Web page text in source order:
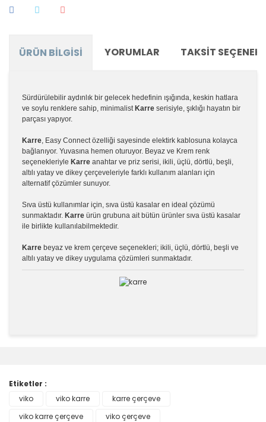
ÜRÜN BILGISI YORUMLAR TAKSIT
Sürdürülebilir aydınlık bir gelecek hedefinin ışığında, keskin hatlara
ve soylu renklere sahip, minimalist Karre serisiyle, şıklığı hayatın bir
parçası yapıyor.
Karre, Easy Connect özelliği sayesinde elektirk kablosuna kolayca
bağlanıyor. Yuvasına hemen oturuyor. Beyaz ve Krem renk
seçenekleriyle Karre anahtar ve priz serisi, ikili, üçlü, dörtlü, beşli,
altılı yatay ve dikey çerçeveleriyle farklı kullanım alanları için
alternatif çözümler sunuyor.
Sıva üstü kullanımlar için, sıva üstü kasalar en ideal çözümü
sunmaktadır. Karre ürün grubuna ait bütün ürünler sıva üstü kasalar
ile birlikte kullanılabilmektedir.
Karre beyaz ve krem çerçeve seçenekleri; ikili, üçlü, dörtlü, beşli ve
altılı yatay ve dikey uygulama çözümleri sunmaktadır.
Ürün resmi kalitesiz, bozuk veya görüntülenemiyor.
Ürün açıklamasında eksik bilgiler bulunuyor.
Etiketler :
viko
viko karre
karre çerçeve
viko karre çerçeve
viko çerçeve